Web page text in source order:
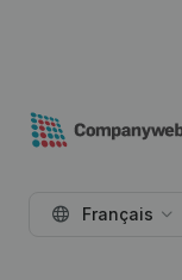
Français